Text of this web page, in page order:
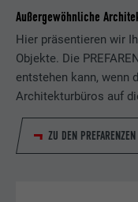
Außergewöhnliche
Hier präsentieren wir
Objekte. Die
entstehen kann, wenn
Architekturbüros auf
ZU DEN PREFARENZEN